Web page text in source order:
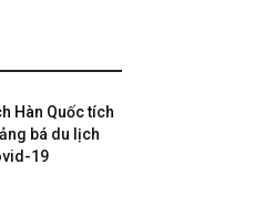
Hàn Quốc tích
bá du lịch
19